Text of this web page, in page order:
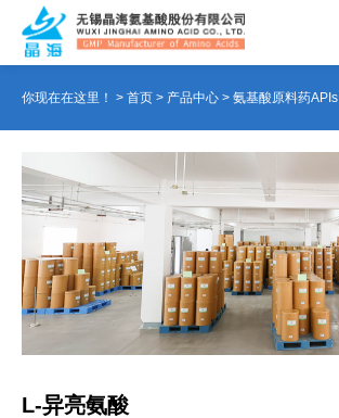
你现在在这里！ > 首页 > 产品中心 > 氨基酸原料药APIs
L-异亮氨酸